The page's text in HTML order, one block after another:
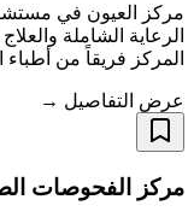
مركز العيون في
الرعاية الشاملة
المركز فريقاً من أطباء
عرض التفاصيل →
مركز الفحوصات